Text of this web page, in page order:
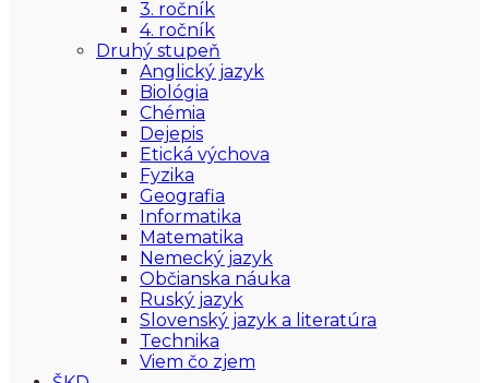
3. ročník
4. ročník
Druhý stupeň
Anglický jazyk
Biológia
Chémia
Dejepis
Etická výchova
Fyzika
Geografia
Informatika
Matematika
Nemecký jazyk
Občianska náuka
Ruský jazyk
Slovenský jazyk a literatúra
Technika
Viem čo zjem